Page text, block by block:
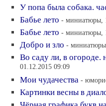
У попа была собака.
Бабье лето - миниатюры,
Бабье лето - миниатюры,
Добро и зло -
Во саду ли, в огороде.
01.12.2015 09:09
Мои чудачества -
Картинки весны в